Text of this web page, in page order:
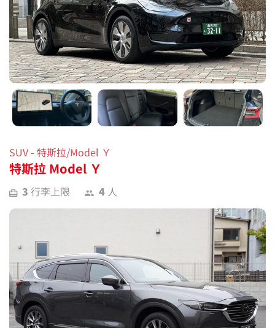
SUV - 特斯拉/Model Ｙ
特斯拉 Model Ｙ
3 行李上限 4 人